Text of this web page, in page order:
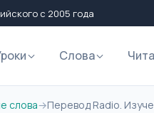
с 2005 года
Слова
слова→Перевод Radio.